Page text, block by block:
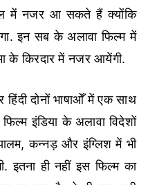
में नजर आ सकते हैं क्योंकि
इन सब के अलावा फिल्म में
के किरदार में नजर आयेंगी.
दोनों भाषाओँ में एक साथ
इंडिया के अलावा विदेशों
कन्नड़ और इंग्लिश में भी
इतना ही नहीं इस फिल्म का